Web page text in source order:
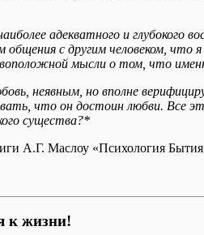
адекватного и глубокого
с другим человеком, что
мысли о том, что
неявным, но вполне
что он достоин любви. Все
существа?*
А.Г. Маслоу «Психология
к жизни!